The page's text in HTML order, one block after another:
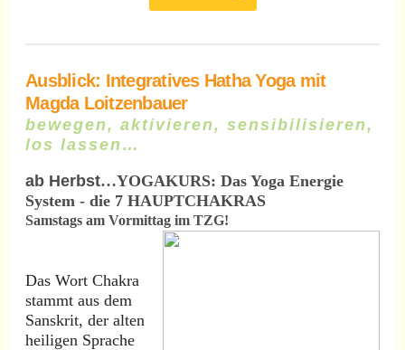
Ausblick: Integratives Hatha Yoga mit
Magda Loitzenbauer
bewegen, aktivieren, sensibilisieren,
los lassen…
ab Herbst…YOGAKURS: Das Yoga Energie
System - die 7 HAUPTCHAKRAS
Samstags am Vormittag im TZG!
Das Wort Chakra
stammt aus dem
Sanskrit, der alten
heiligen Sprache